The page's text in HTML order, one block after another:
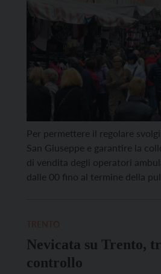
Per permettere il regolare
San Giuseppe e garantire la
di vendita degli operatori
dalle 00 fino al termine della
Nevicata su Trento,
controllo